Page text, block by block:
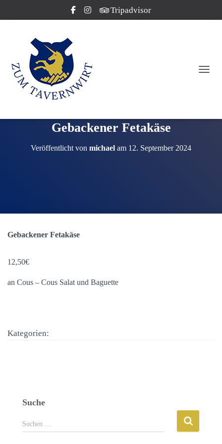
Tripadvisor
Gebackener Fetakäse
Veröffentlicht von michael am 12. September 2024
Gebackener Fetakäse
12,50€
an Cous – Cous Salat und Baguette
Kategorien:
Suche
S
u
Suchen …